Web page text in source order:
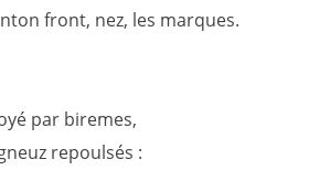
front, nez, les marques.
par biremes,
repoulsés :